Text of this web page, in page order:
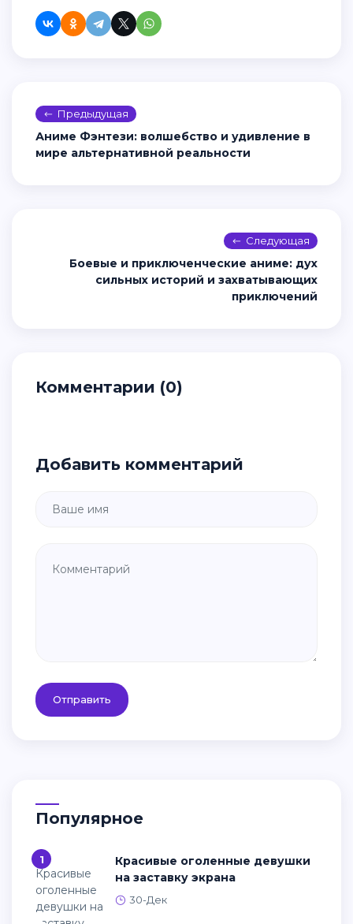
Предыдущая
Аниме Фэнтези: волшебство и удивление в
мире альтернативной реальности
Следующая
Боевые и приключенческие аниме: дух
сильных историй и захватывающих
приключений
Комментарии (0)
Добавить комментарий
Отправить
Популярное
1
Красивые оголенные девушки
на заставку экрана
30-Дек